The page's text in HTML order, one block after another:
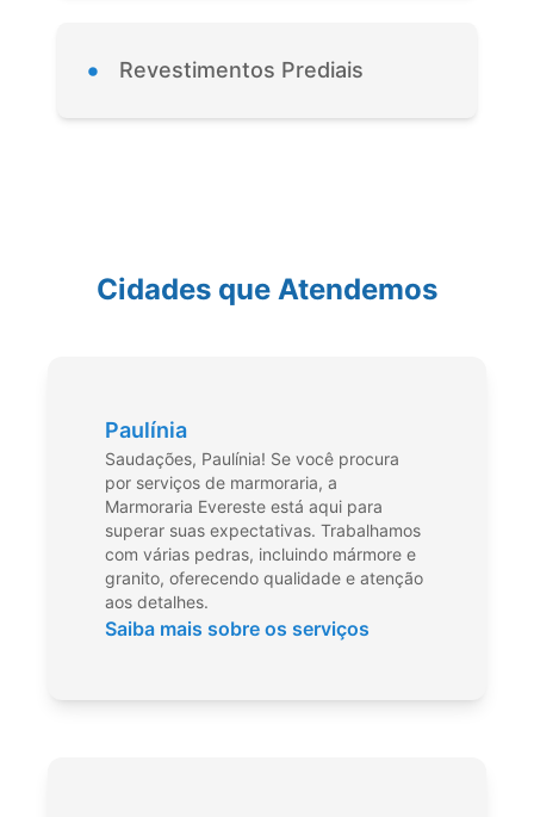
• Revestimentos Prediais
Cidades que Atendemos
Paulínia
Saudações, Paulínia! Se você procura
por serviços de marmoraria, a
Marmoraria Evereste está aqui para
superar suas expectativas. Trabalhamos
com várias pedras, incluindo mármore e
granito, oferecendo qualidade e atenção
aos detalhes.
Saiba mais sobre os serviços